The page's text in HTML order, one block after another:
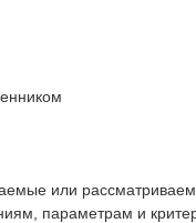
или
параметрам и